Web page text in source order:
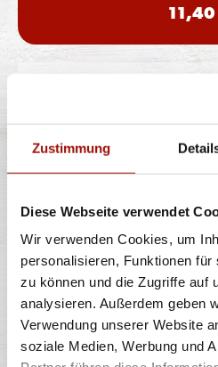
Zustimmung
Diese Webseite verwendet
Wir verwenden Cookies, um
personalisieren, Funktionen
zu können und die Zugriffe auf
analysieren. Außerdem geben
Verwendung unserer Website
soziale Medien, Werbung und
11,40
Penne, Rucola,